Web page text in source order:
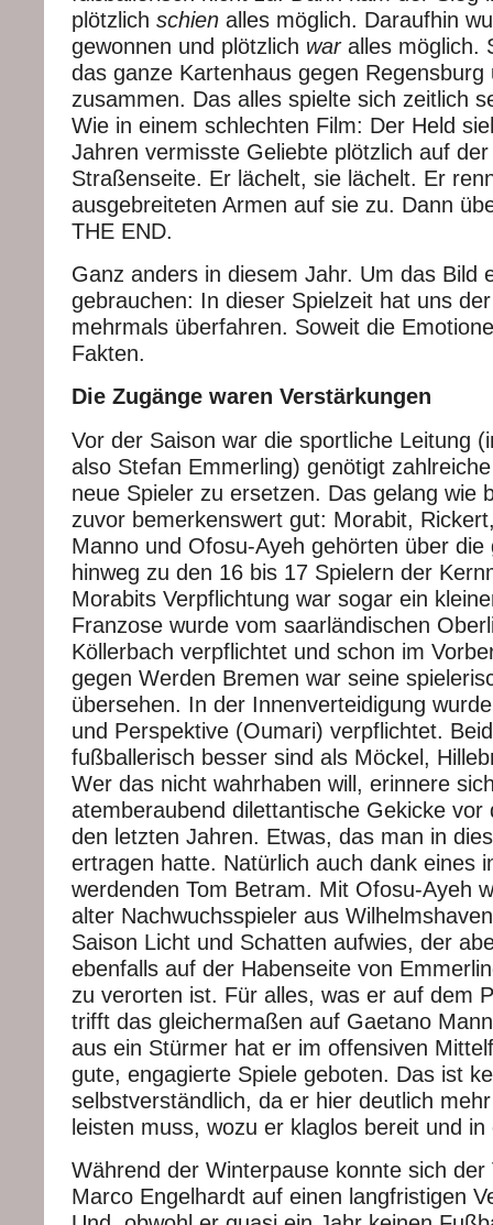
plötzlich schien alles möglich. Daraufhin
gewonnen und plötzlich waralles möglich.
das ganze Kartenhaus gegen Regensburg
zusammen. Das alles spielte sich zeitlich
Wie in einem schlechten Film: Der Held
Jahren vermisste Geliebte plötzlich auf
Straßenseite. Er lächelt, sie lächelt. Er
ausgebreiteten Armen auf sie zu. Dann
THE END.
Ganz anders in diesem Jahr. Um das Bild
gebrauchen: In dieser Spielzeit hat uns
mehrmals überfahren. Soweit die
Fakten.
Die Zugänge waren Verstärkungen
Vor der Saison war die sportliche Leitung
also Stefan Emmerling) genötigt
neue Spieler zu ersetzen. Das gelang wie
zuvor bemerkenswert gut: Morabit,
Manno und Ofosu-Ayeh gehörten über die
hinweg zu den 16 bis 17 Spielern der
Morabits Verpflichtung war sogar ein
Franzose wurde vom saarländischen
Köllerbach verpflichtet und schon im
gegen Werden Bremen war seine
übersehen. In der Innenverteidigung
und Perspektive (Oumari) verpflichtet.
fußballerisch besser sind als Möckel,
Wer das nicht wahrhaben will, erinnere
atemberaubend dilettantische Gekicke vor
den letzten Jahren. Etwas, das man in
ertragen hatte. Natürlich auch dank eines
werdenden Tom Betram. Mit Ofosu-Ayeh
alter Nachwuchsspieler aus
Saison Licht und Schatten aufwies, der
ebenfalls auf der Habenseite von
zu verorten ist. Für alles, was er auf dem
trifft das gleichermaßen auf Gaetano
aus ein Stürmer hat er im offensiven
gute, engagierte Spiele geboten. Das ist
selbstverständlich, da er hier deutlich
leisten muss, wozu er klaglos bereit und
Während der Winterpause konnte sich der
Marco Engelhardt auf einen langfristigen